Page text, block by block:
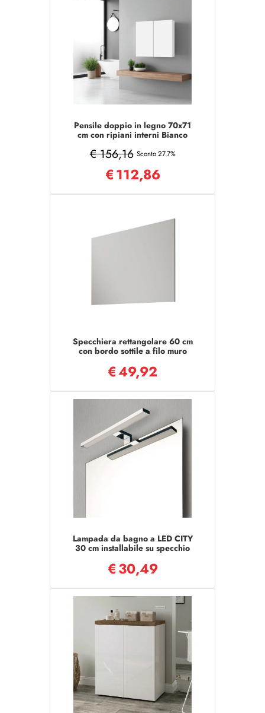
Pensile doppio in legno 70x71
cm con ripiani interni Bianco
€ 156,16 Sconto 27.7%
€112,86
Specchiera rettangolare 60 cm
con bordo sottile a filo muro
€49,92
Lampada da bagno a LED CITY
30 cm installabile su specchio
€30,49